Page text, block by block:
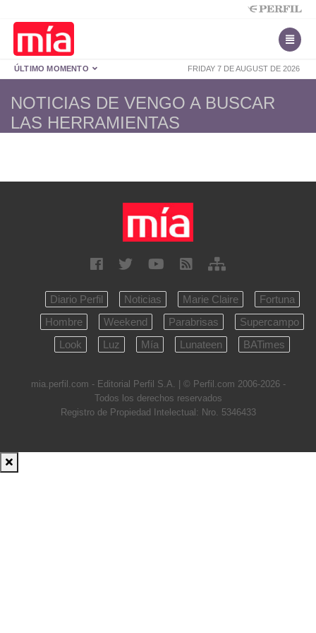
FRIDAY 7 DE AUGUST DE 2026
ÚLTIMO MOMENTO
NOTICIAS DE VENGO A BUSCAR
LAS HERRAMIENTAS
Diario Perfil Noticias Marie Claire
Fortuna
Hombre
Weekend Parabrisas
Supercampo
Look
Luz Mía Lunateen BATimes
mia.perfil.com - Editorial Perfil S.A. | © Perfil.com 2006-2026 -
Todos los derechos reservados
Registro de Propiedad Intelectual: Nro. 5346433